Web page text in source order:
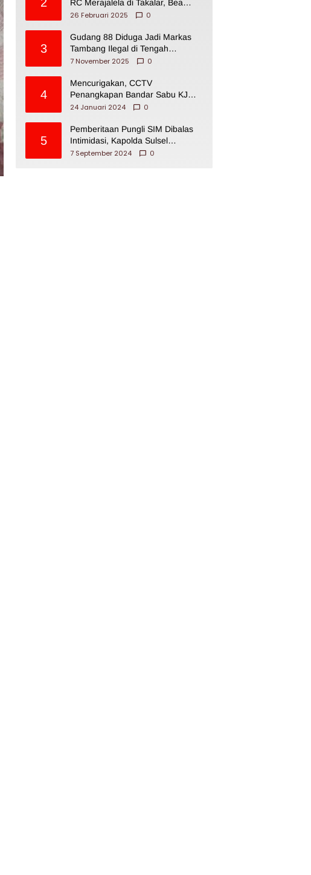
RC Merajalela di Takalar, Bea
Cukai Impoten
26 Februari 2025 0
3
Gudang 88 Diduga Jadi Markas
Tambang Ilegal di Tengah
Permukiman Warga Makassar
7 November 2025 0
4
Mencurigakan, CCTV
Penangkapan Bandar Sabu KJ
Disita Oknum BNNP Sulsel
24 Januari 2024 0
5
Pemberitaan Pungli SIM Dibalas
Intimidasi, Kapolda Sulsel
Dikecam PJI Sulsel
7 September 2024 0